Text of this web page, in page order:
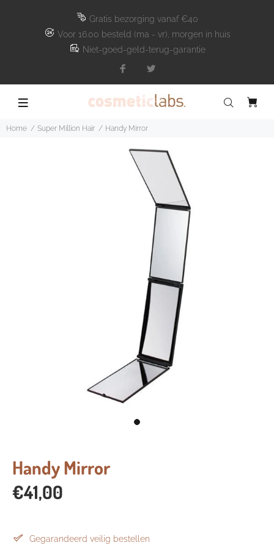
Gratis bezorging vanaf €40
Voor 16.00 besteld (ma - vr), morgen in huis
Niet-goed-geld-terug-garantie
Home Super Million Hair Handy Mirror
Handy Mirror
€41,00
Gegarandeerd veilig bestellen